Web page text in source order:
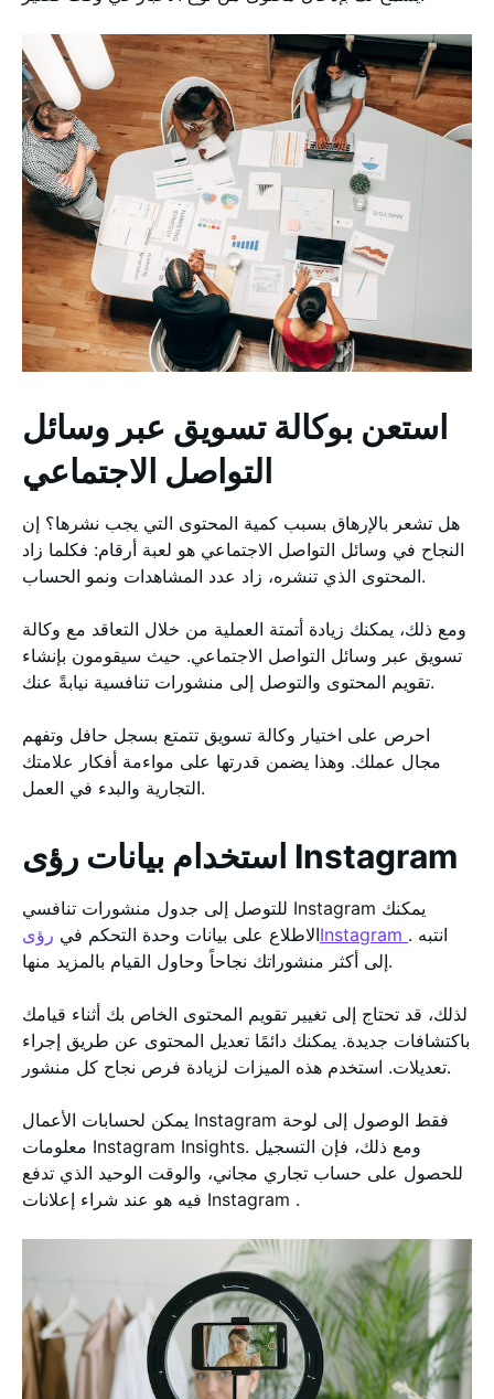
استعن بوكالة تسويق عبر وسائل
التواصل الاجتماعي
هل تشعر بالإرهاق بسبب كمية المحتوى التي يجب نشرها؟ إن
النجاح في وسائل التواصل الاجتماعي هو لعبة أرقام: فكلما زاد
المحتوى الذي تنشره، زاد عدد المشاهدات ونمو الحساب.
ومع ذلك، يمكنك زيادة أتمتة العملية من خلال التعاقد مع وكالة
تسويق عبر وسائل التواصل الاجتماعي. حيث سيقومون بإنشاء
تقويم المحتوى والتوصل إلى منشورات تنافسية نيابةً عنك.
احرص على اختيار وكالة تسويق تتمتع بسجل حافل وتفهم
مجال عملك. وهذا يضمن قدرتها على مواءمة أفكار علامتك
التجارية والبدء في العمل.
استخدام بيانات رؤى Instagram
للتوصل إلى جدول منشورات تنافسي Instagram يمكنك
الاطلاع على بيانات وحدة التحكم فيرؤىInstagram . انتبه
إلى أكثر منشوراتك نجاحاً وحاول القيام بالمزيد منها.
لذلك، قد تحتاج إلى تغيير تقويم المحتوى الخاص بك أثناء قيامك
باكتشافات جديدة. يمكنك دائمًا تعديل المحتوى عن طريق إجراء
تعديلات. استخدم هذه الميزات لزيادة فرص نجاح كل منشور.
يمكن لحسابات الأعمال Instagram فقط الوصول إلى لوحة
معلومات Instagram Insights. ومع ذلك، فإن التسجيل
للحصول على حساب تجاري مجاني، والوقت الوحيد الذي تدفع
فيه هو عند شراء إعلانات Instagram .